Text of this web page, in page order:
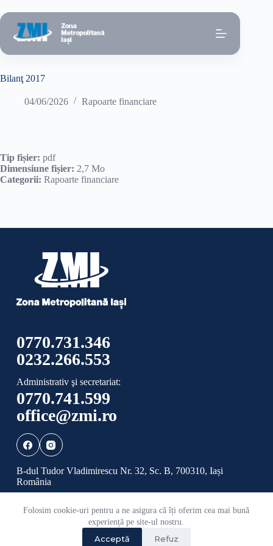
la
conținut
Folosim cookie-uri pentru a ne asigura că îți oferim cea mai bună
experiență pe site-ul nostru.
Acceptă Refuz
Bilanţ 2017
04/06/2026 Rapoarte financiare
Tip fișier: pdf
Dimensiune fișier: 2,7 Mo
Categorii: Rapoarte financiare
0770.731.346
0232.266.553
Administrativ şi secretariat:
0770.741.599
office@zmi.ro
B-dul Tudor Vladimirescu Nr. 32, Sc. B, 700310, Iași
România
2026 Toate drepturile rezervate ADI ZONA
Politică de confidențialitate